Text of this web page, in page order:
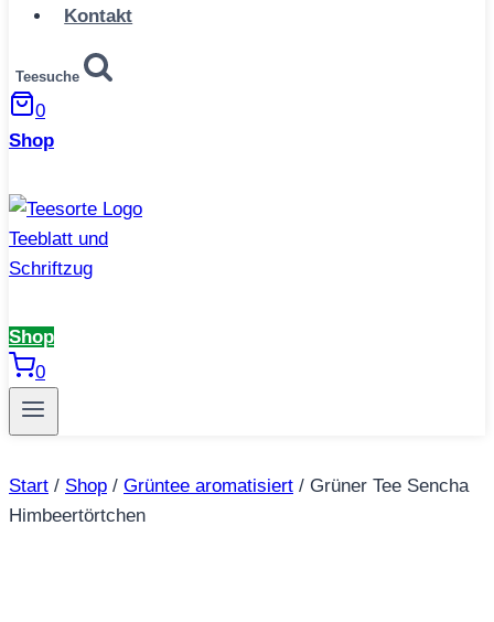
Kontakt
Teesuche
0
Shop
Shop
0
Start / Shop / Grüntee aromatisiert / Grüner Tee Sencha
Himbeertörtchen